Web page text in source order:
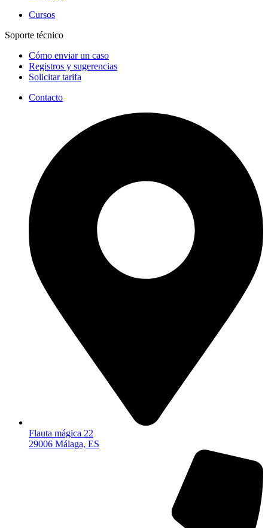
Cursos
Soporte técnico
Cómo enviar un caso
Registros y sugerencias
Solicitar tarifa
Contacto
Flauta mágica 22
29006 Málaga, ES